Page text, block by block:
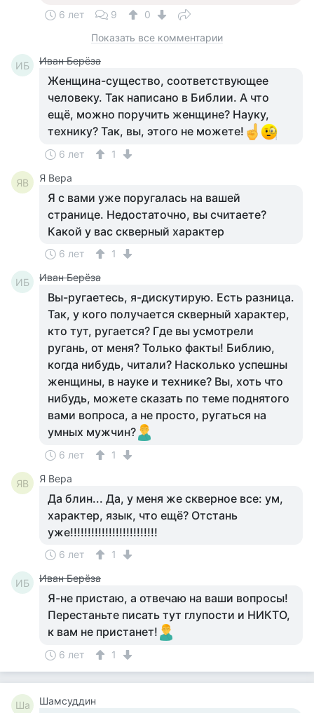
6 лет 9
0
Показать все комментарии
ИБ Иван Берёза
Женщина-существо, соответствующее
человеку. Так написано в Библии. А что
ещё, можно поручить женщине? Науку,
технику? Так, вы, этого не можете!
6 лет 1
ЯВ Я Вера
Я с вами уже поругалась на вашей
странице. Недостаточно, вы считаете?
Какой у вас скверный характер
6 лет 1
ИБ Иван Берёза
Вы-ругаетесь, я-дискутирую. Есть разница.
Так, у кого получается скверный характер,
кто тут, ругается? Где вы усмотрели
ругань, от меня? Только факты! Библию,
когда нибудь, читали? Насколько успешны
женщины, в науке и технике? Вы, хоть что
нибудь, можете сказать по теме поднятого
вами вопроса, а не просто, ругаться на
умных мужчин?
6 лет 1
ЯВ Я Вера
Да блин... Да, у меня же скверное все: ум,
характер, язык, что ещё? Отстань
уже!!!!!!!!!!!!!!!!!!!!!!!!!
6 лет 1
ИБ Иван Берёза
Я-не пристаю, а отвечаю на ваши вопросы!
Перестаньте писать тут глупости и НИКТО,
к вам не пристанет!
6 лет 1
Ша Шамсуддин